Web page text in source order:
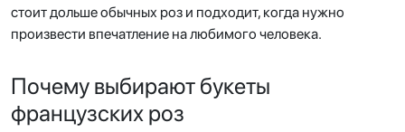
стоит дольше обычных роз и подходит, когда нужно
произвести впечатление на любимого человека.
Почему выбирают букеты
французских роз